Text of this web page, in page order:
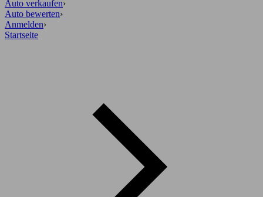
Auto verkaufen›
Auto bewerten›
Anmelden›
Startseite